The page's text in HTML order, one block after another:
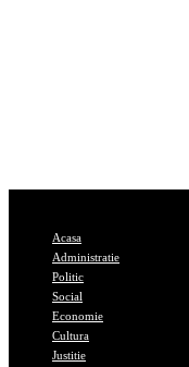
Acasa
Administratie
Politic
Social
Economie
Cultura
Justitie